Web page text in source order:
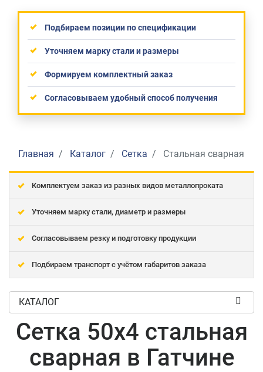
Подбираем позиции по спецификации
Уточняем марку стали и размеры
Формируем комплектный заказ
Согласовываем удобный способ получения
Главная Каталог Сетка Стальная сварная
Комплектуем заказ из разных видов металлопроката
Уточняем марку стали, диаметр и размеры
Согласовываем резку и подготовку продукции
Подбираем транспорт с учётом габаритов заказа
КАТАЛОГ
Сетка 50x4 стальная
сварная в Гатчине